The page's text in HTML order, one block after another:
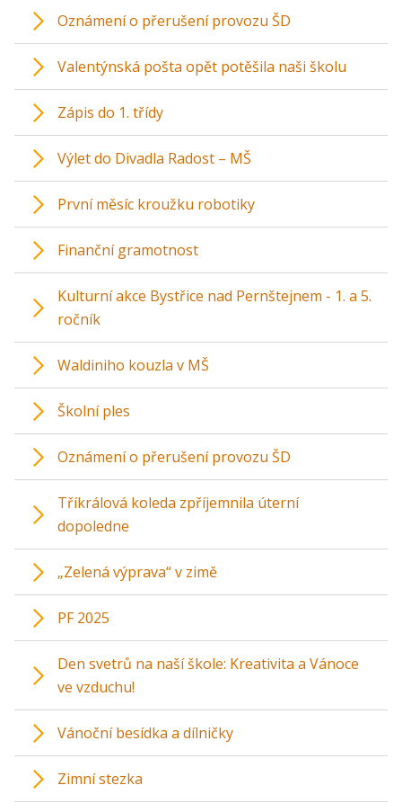
Oznámení o přerušení provozu ŠD
Valentýnská pošta opět potěšila naši školu
Zápis do 1. třídy
Výlet do Divadla Radost – MŠ
První měsíc kroužku robotiky
Finanční gramotnost
Kulturní akce Bystřice nad Pernštejnem - 1. a 5.
ročník
Waldiniho kouzla v MŠ
Školní ples
Oznámení o přerušení provozu ŠD
Tříkrálová koleda zpříjemnila úterní
dopoledne
„Zelená výprava“ v zimě
PF 2025
Den svetrů na naší škole: Kreativita a Vánoce
ve vzduchu!
Vánoční besídka a dílničky
Zimní stezka